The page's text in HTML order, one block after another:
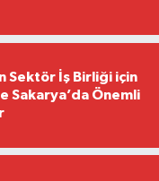
Sektör İş Birliği için
Sakarya’da Önemli